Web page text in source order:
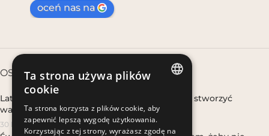
oceń nas na
OSTATNIE WPISY
Lato boho w domu, gdy nie wyjeżdżasz – jak stworzyć
wakacyjny klimat w mieście
30 lipca, 2026 POLISH
Ta strona używa plików
cookie
Ta strona korzysta z plików cookie, aby
zapewnić lepszą wygodę użytkowania.
Korzystając z tej strony, wyrażasz zgodę na